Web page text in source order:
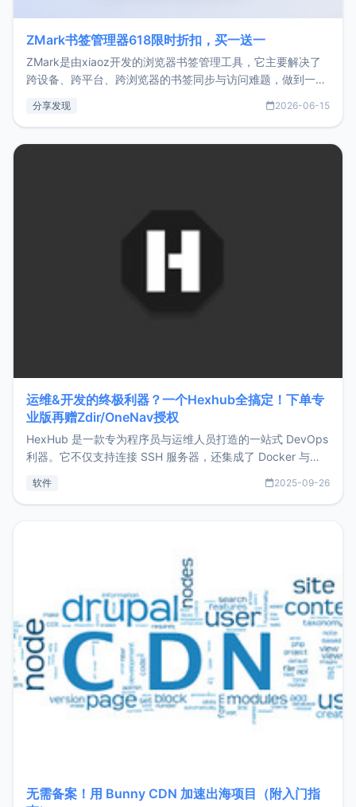
ZMark书签管理器618限时折扣，买一送一
ZMark是由xiaoz开发的浏览器书签管理工具，它主要解决了
跨设备、跨平台、跨浏览器的书签同步与访问难题，做到一处
用，让管理更高效。ZMark官网地址：
分享发现 2026-06-15
运维&开发的终极利器？一个Hexhub全搞定！下单专
业版再赠Zdir/OneNav授权
HexHub 是一款专为程序员与运维人员打造的一站式 DevOps
利器。它不仅支持连接 SSH 服务器，还集成了 Docker 与常
件间频繁切换，仅凭 HexHub 即可同时搞定运维与数据库操
软件 2025-09-26
无需备案！用 Bunny CDN 加速出海项目（附入门指